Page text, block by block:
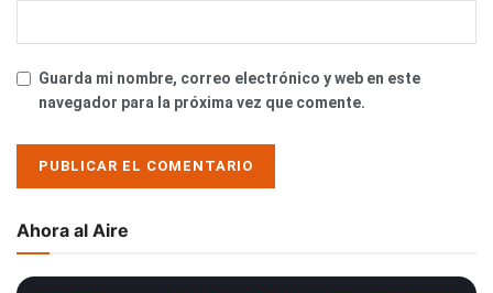
Guarda mi nombre, correo electrónico y web en este
navegador para la próxima vez que comente.
Ahora al Aire